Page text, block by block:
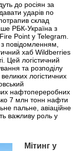
до росіян за
ударів по
склад
РБК-Україна з
Point у Telegram.
повідомленням,
хаб Wildberries
Цей логістичний
та розподілу
логістичних
нафтопереробних
7 млн тонн нафти
пальне, авіаційне
важливу роль у
Мітинг у